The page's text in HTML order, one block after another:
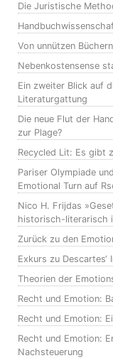
Die Juristische
Von unnützen Büchern
Nebenkostensense
Ein zweiter Blick auf
Literaturgattung
Die neue Flut der
zur Plage?
Recycled Lit: Es gibt
Pariser Olympiade
Emotional Turn auf
Nico H. Frijdas
historisch-literarisch
Zurück zu den
Exkurs zu Descartes‘
Theorien der
Recht und Emotion:
Recht und Emotion:
Recht und Emotion:
Nachsteuerung